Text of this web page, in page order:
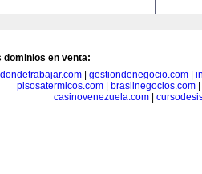
dominios en venta:
dondetrabajar.com| gestiondenegocio.com|
pisosatermicos.com
brasilnegocios.com
casinovenezuela.com